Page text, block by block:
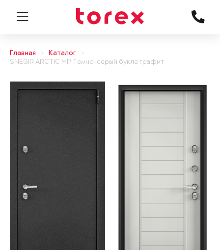
Главная
Каталог
SNEGIR ARCTIC MP Темно-серый букле графит